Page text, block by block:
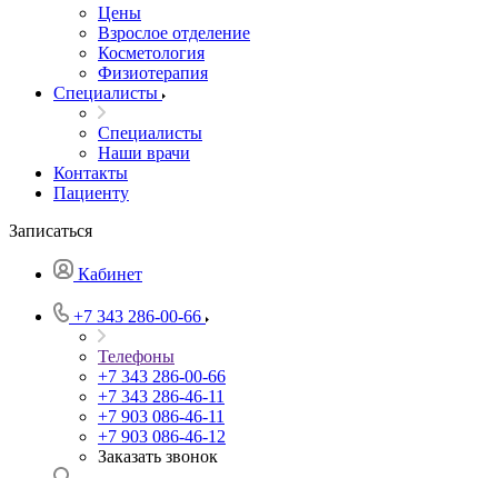
Цены
Взрослое отделение
Косметология
Физиотерапия
Специалисты
Специалисты
Наши врачи
Контакты
Пациенту
Записаться
Кабинет
+7 343 286-00-66
Телефоны
+7 343 286-00-66
+7 343 286-46-11
+7 903 086-46-11
+7 903 086-46-12
Заказать звонок